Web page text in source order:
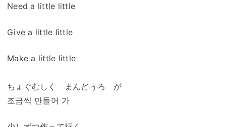
Need a little little
Give a little little
Make a little little
ちょぐむしく まんどぅろ が
조금씩 만들어 가